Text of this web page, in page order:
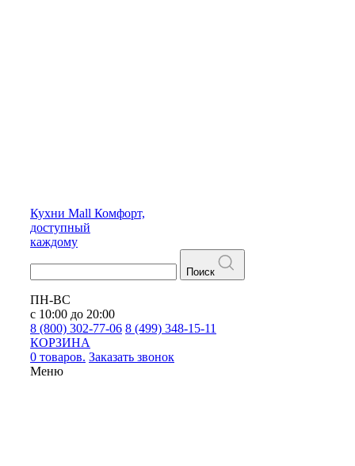
Кухни Mall Комфорт,
доступный
каждому
Поиск
ПН-ВС
с 10:00 до 20:00
8 (800) 302-77-06 8 (499) 348-15-11
КОРЗИНА
0 товаров. Заказать звонок
Меню